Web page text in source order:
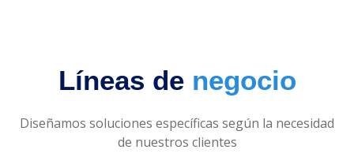
Líneas de negocio
Diseñamos soluciones específicas según la necesidad
de nuestros clientes